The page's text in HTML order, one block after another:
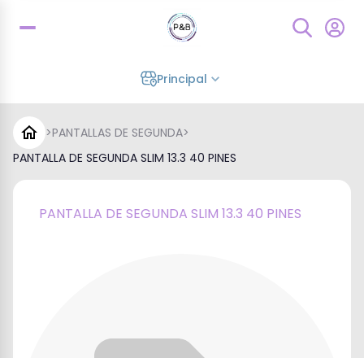
Principal
>PANTALLAS DE SEGUNDA>
PANTALLA DE SEGUNDA SLIM 13.3 40 PINES
PANTALLA DE SEGUNDA SLIM 13.3 40 PINES